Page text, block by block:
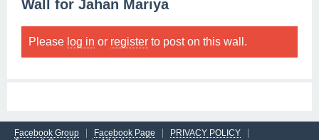
Wall for Jahan Mariya
Please log in or register to post on this wall.
Facebook Group Facebook Page
PRIVACY POLICY